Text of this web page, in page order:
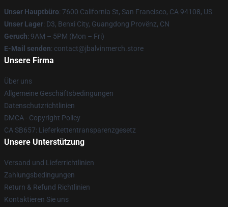
Unser Hauptbüro: 7600 California St, San Francisco, CA 94108, US
Unser Lager: D3, Benxi City, Guangdong Provënz, CN
Geruch: 9AM – 5PM (Mon – Fri)
E-Mail senden: contact@jbalvinmerch.store
Unsere Firma
Über uns
Allgemeine Geschäftsbedingungen
Datenschutzrichtlinien
DMCA - Copyright Policy
CA SB657: Lieferkettentransparenzgesetz
Unsere Unterstützung
Versand und Lieferrichtlinien
Zahlungsbedingungen
Return & Refund Richtlinien
Kontaktieren Sie uns